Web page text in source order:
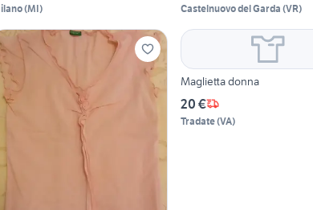
(MI) Castelnuovo del Garda (VR)
Maglietta donna
20 €
Tradate(VA)